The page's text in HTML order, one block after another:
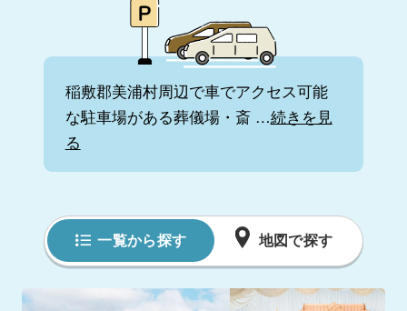
稲敷郡美浦村周辺で車でアクセス可能
な駐車場がある葬儀場・斎 …続きを見
る
一覧から探す 地図で探す